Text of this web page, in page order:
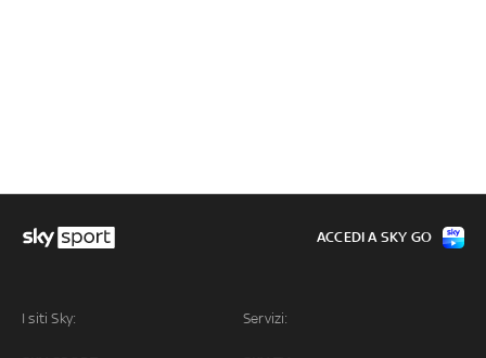
I siti Sky: Servizi:
ACCEDI A SKY GO